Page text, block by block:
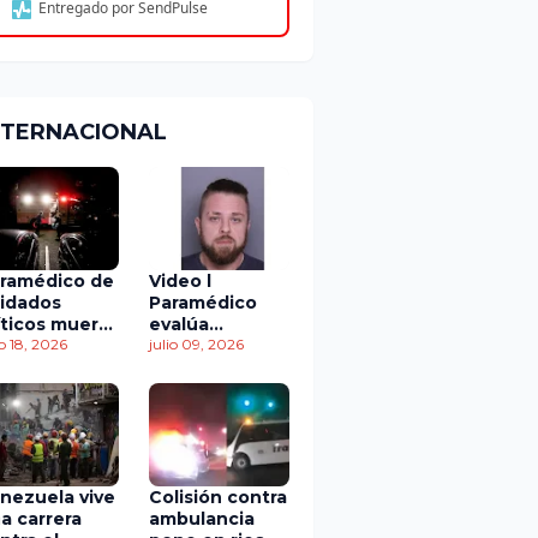
Entregado por SendPulse
de
muere
accidente
18, 2026
Video l
Paramédico
evalúa
acuerdo de
escandaloso
caso de
contaminación
con fluidos
corporales
julio 09, 2026
vive
carrera
Colisión contra
ambulancia